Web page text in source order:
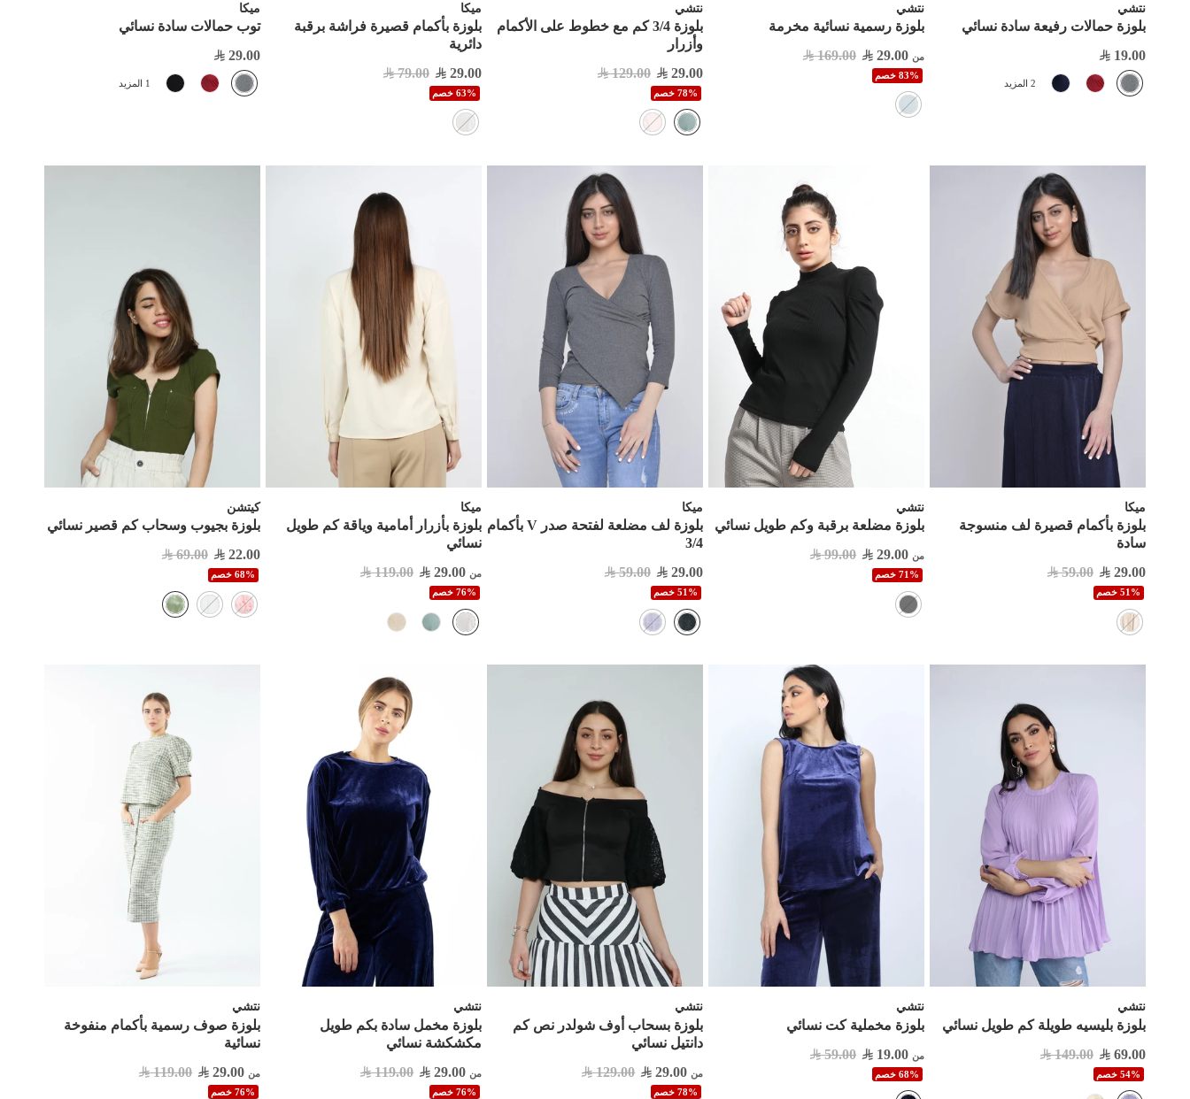
نتشي
بلوزة حمالات رفيعة سادة نسائي
19.00
2 المزيد
نتشي
بلوزة رسمية نسائية مخرمة
من 29.00
169.00
83% خصم
نتشي
بلوزة 3/4 كم مع خطوط على الأكمام
وأزرار
29.00
129.00
78% خصم
ميكا
بلوزة بأكمام قصيرة فراشة برقبة
دائرية
29.00
79.00
63% خصم
ميكا
توب حمالات سادة نسائي
29.00
1 المزيد
ميكا
بلوزة بأكمام قصيرة لف منسوجة
سادة
29.00
59.00
51% خصم
نتشي
بلوزة مضلعة برقبة وكم طويل نسائي
من 29.00
99.00
71% خصم
ميكا
بلوزة لف مضلعة لفتحة صدر V بأكمام
3/4
29.00
59.00
51% خصم
ميكا
بلوزة بأزرار أمامية وياقة كم طويل
نسائي
من 29.00
119.00
76% خصم
كيتشن
بلوزة بجيوب وسحاب كم قصير نسائي
22.00
69.00
68% خصم
نتشي
بلوزة بليسيه طويلة كم طويل نسائي
69.00
149.00
54% خصم
نتشي
بلوزة مخملية كت نسائي
من 19.00
59.00
68% خصم
نتشي
بلوزة بسحاب أوف شولدر نص كم
دانتيل نسائي
من 29.00
129.00
78% خصم
نتشي
بلوزة مخمل سادة بكم طويل
مكشكشة نسائي
من 29.00
119.00
76% خصم
نتشي
بلوزة صوف رسمية بأكمام منفوخة
نسائية
من 29.00
119.00
76% خصم